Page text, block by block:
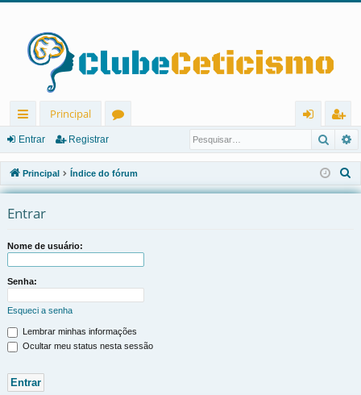
in
ks
rá
pi
os
Principal
u
ns
ra
r
eg
ist
ra
Entrar Registrar
Principal Índice do fórum
e
Entrar
Nome de usuário:
Senha:
Esqueci a senha
Lembrar minhas informações
Ocultar meu status nesta sessão